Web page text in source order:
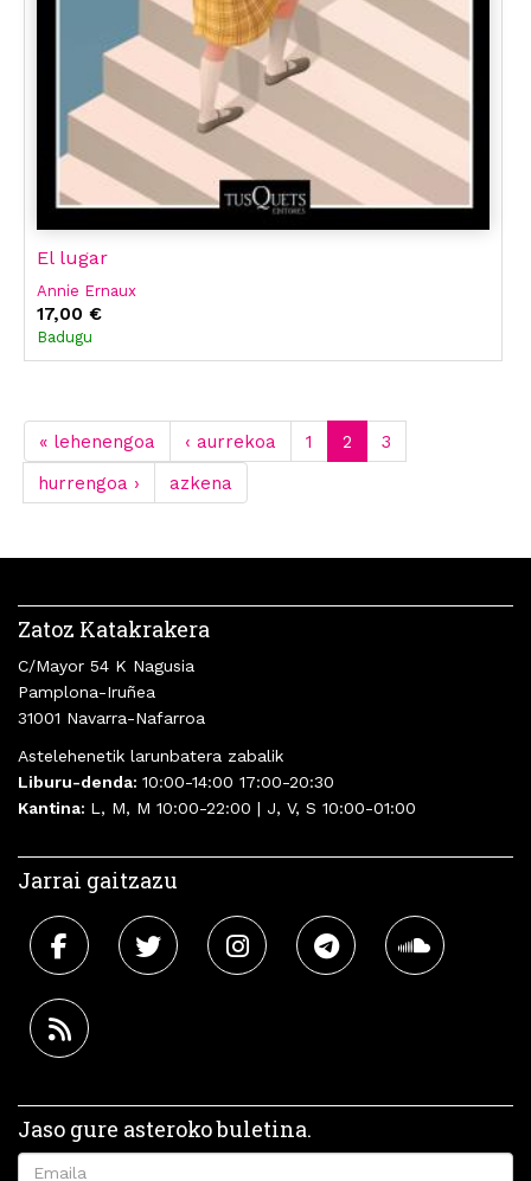
El lugar
Annie Ernaux
17,00 €
Badugu
« lehenengoa ‹ aurrekoa 1 2
3
hurrengoa ›
azkena
Zatoz Katakrakera
C/Mayor 54 K Nagusia
Pamplona-Iruñea
31001 Navarra-Nafarroa
Astelehenetik larunbatera zabalik
Liburu-denda: 10:00-14:00 17:00-20:30
Kantina: L, M, M 10:00-22:00 | J, V, S 10:00-01:00
Jarrai gaitzazu
Jaso gure asteroko buletina.